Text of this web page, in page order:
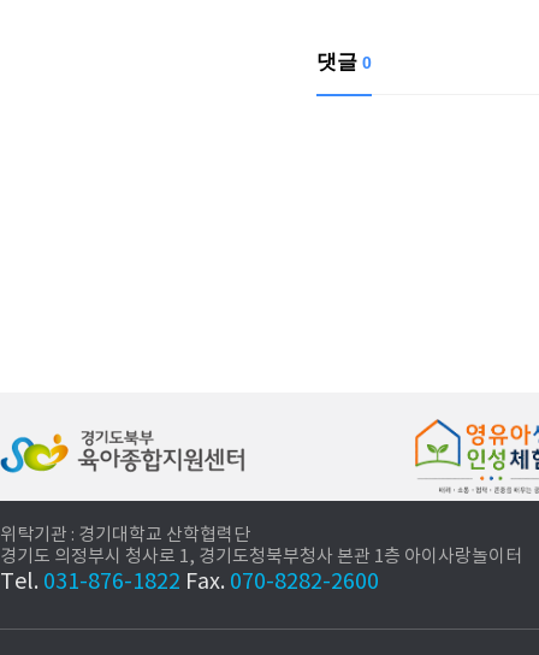
댓글 0
위탁기관 : 경기대학교 산학협력단
경기도 의정부시 청사로 1, 경기도청북부청사 본관 1층 아이사랑놀이터
Tel. 031-876-1822 Fax. 070-8282-2600